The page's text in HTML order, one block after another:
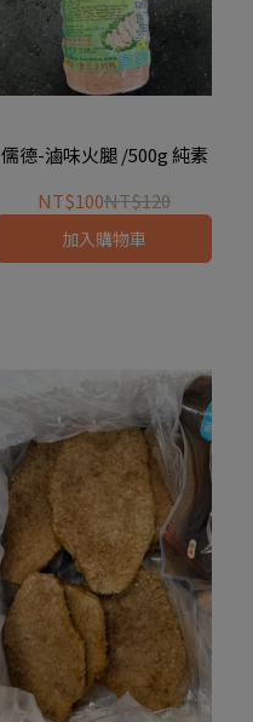
儒德-滷味火腿 /500g 純素
NT$100NT$120
加入購物車